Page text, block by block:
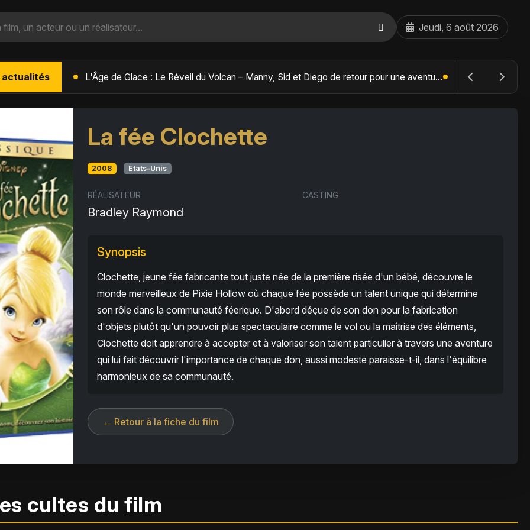
Jeudi, 6 août 2026
actualités L'Âge de Glace : Le Réveil du Volcan – Manny, Sid et Diego de retour pour une aventure explosive The Batman : Part II – Robert Pattinson replonge dans les ténèbres de Gotham dès octobre 2027
La fée Clochette
2008 États-Unis
RÉALISATEUR
Bradley Raymond
CASTING
Synopsis
Clochette, jeune fée fabricante tout juste née de la première risée d'un bébé, découvre le
monde merveilleux de Pixie Hollow où chaque fée possède un talent unique qui détermine
son rôle dans la communauté féerique. D'abord déçue de son don pour la fabrication
d'objets plutôt qu'un pouvoir plus spectaculaire comme le vol ou la maîtrise des éléments,
Clochette doit apprendre à accepter et à valoriser son talent particulier à travers une aventure
qui lui fait découvrir l'importance de chaque don, aussi modeste paraisse-t-il, dans l'équilibre
harmonieux de sa communauté.
← Retour à la fiche du film
cultes du film